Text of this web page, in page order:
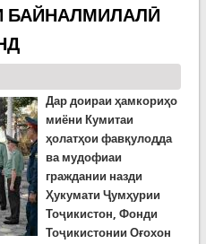
БАЙНАЛМИЛАЛӢ
Дар доираи ҳамкориҳо
миёни Кумитаи
ҳолатҳои фавқулодда
ва мудофиаи
граждании назди
Ҳукумати Ҷумҳурии
Тоҷикистон, Фонди
Тоҷикистонии Оғохон